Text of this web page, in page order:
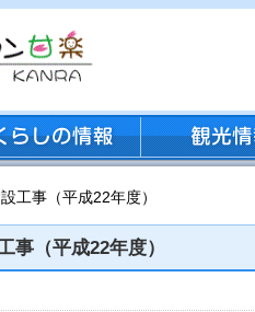
工事（平成22年度）
事（平成22年度）